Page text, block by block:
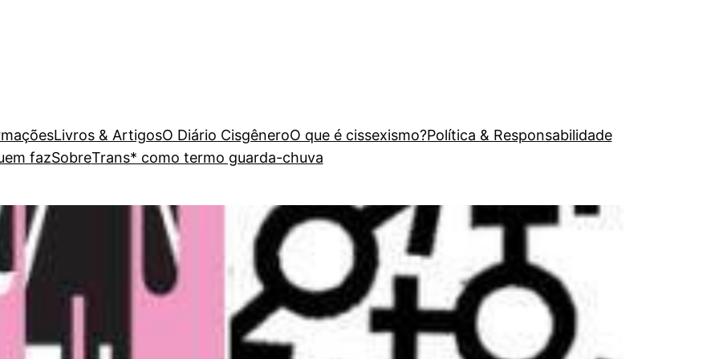
Livros & ArtigosO Diário CisgêneroO que é cissexismo?Política & Responsabilidade
fazSobreTrans* como termo guarda-chuva